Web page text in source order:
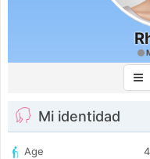
Mi identidad
Age